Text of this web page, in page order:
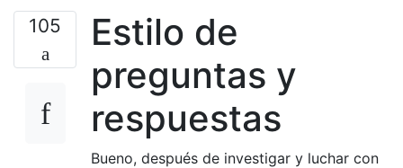
105
Estilo de
preguntas y
respuestas
Bueno, después de investigar y luchar con